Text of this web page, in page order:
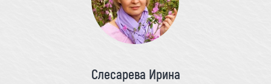
Слесарева Ирина